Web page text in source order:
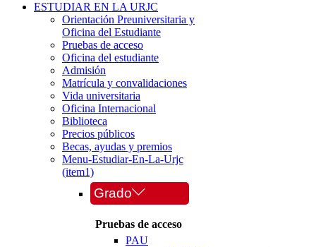
ESTUDIAR EN LA URJC
Orientación Preuniversitaria y
Oficina del Estudiante
Pruebas de acceso
Oficina del estudiante
Admisión
Matrícula y convalidaciones
Vida universitaria
Oficina Internacional
Biblioteca
Precios públicos
Becas, ayudas y premios
Menu-Estudiar-En-La-Urjc
(item1)
Grado
Pruebas de acceso
PAU